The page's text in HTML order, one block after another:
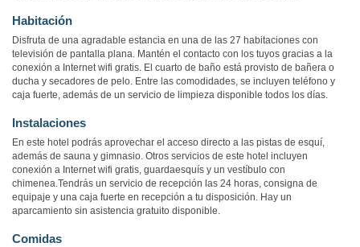
Habitación
Disfruta de una agradable estancia en una de las 27 habitaciones con
televisión de pantalla plana. Mantén el contacto con los tuyos gracias a la
conexión a Internet wifi gratis. El cuarto de baño está provisto de bañera o
ducha y secadores de pelo. Entre las comodidades, se incluyen teléfono y
caja fuerte, además de un servicio de limpieza disponible todos los días.
Instalaciones
En este hotel podrás aprovechar el acceso directo a las pistas de esquí,
además de sauna y gimnasio. Otros servicios de este hotel incluyen
conexión a Internet wifi gratis, guardaesquís y un vestíbulo con
chimenea.Tendrás un servicio de recepción las 24 horas, consigna de
equipaje y una caja fuerte en recepción a tu disposición. Hay un
aparcamiento sin asistencia gratuito disponible.
Comidas